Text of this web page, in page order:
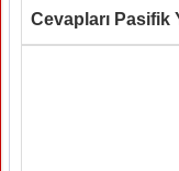
Cevapları Pasifik